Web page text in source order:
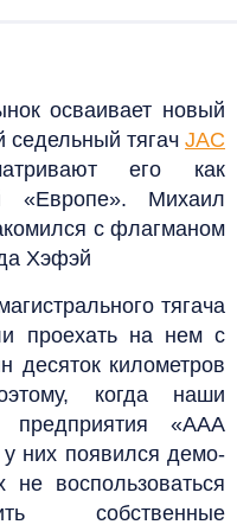
осваивает новый
седельный тягач JAC
его как
«Европе». Михаил
с флагманом
Хэфэй
тягача
проехать на нем с
десяток километров
когда наши
предприятия «ААА
них появился демо-
воспользоваться
собственные